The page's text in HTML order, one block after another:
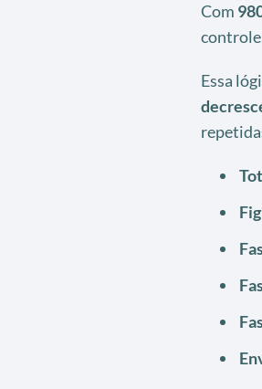
Com
Essa